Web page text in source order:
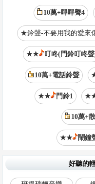
10萬+嗶嗶聲4
★鈴聲-不要用我的愛來
★★ 叮咚(門鈴叮咚
10萬+電話鈴聲
★★ 門鈴1
10萬+
★★ 鬧鐘
好聽的